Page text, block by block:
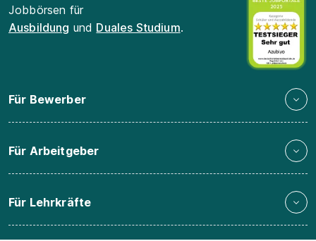
Jobbörsen für
Ausbildung und Duales Studium.
Für Bewerber
Für Arbeitgeber
Für Lehrkräfte